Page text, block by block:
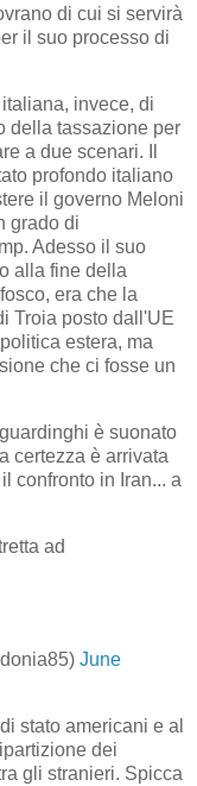
di cui si servirà
il suo processo di
invece, di
della tassazione per
a due scenari. Il
profondo italiano
il governo Meloni
grado di
Adesso il suo
alla fine della
era che la
Troia posto dall'UE
estera, ma
che ci fosse un
è suonato
certezza è arrivata
confronto in Iran... a
ad
June
stato americani e al
dei
gli stranieri. Spicca